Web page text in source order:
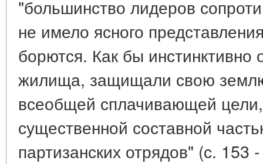
"большинство лидеров
не имело ясного
борются. Как бы инстинктивно
жилища, защищали свою
всеобщей сплачивающей
существенной составной
партизанских отрядов" (с. 153